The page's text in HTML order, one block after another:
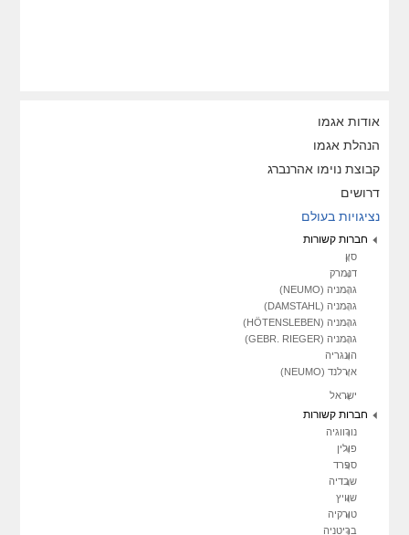
אודות אגמו
הנהלת אגמו
קבוצת נוימו אהרנברג
דרושים
נציגויות בעולם
חברות קשורות
סין
דנמרק
גרמניה (NEUMO)
גרמניה (DAMSTAHL)
גרמניה (HÖTENSLEBEN)
גרמניה (GEBR. RIEGER)
הונגריה
אירלנד (NEUMO)
ישראל
חברות קשורות
נורווגיה
פולין
ספרד
שבדיה
שוויץ
טורקיה
בריטניה